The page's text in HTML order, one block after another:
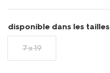
disponible dans les tailles
7 x 19